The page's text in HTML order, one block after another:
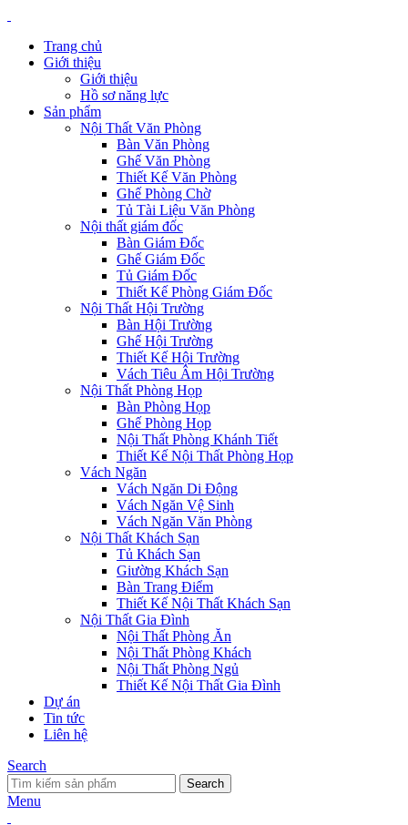
Trang chủ
Giới thiệu
Giới thiệu
Hồ sơ năng lực
Sản phẩm
Nội Thất Văn Phòng
Bàn Văn Phòng
Ghế Văn Phòng
Thiết Kế Văn Phòng
Ghế Phòng Chờ
Tủ Tài Liệu Văn Phòng
Nội thất giám đốc
Bàn Giám Đốc
Ghế Giám Đốc
Tủ Giám Đốc
Thiết Kế Phòng Giám Đốc
Nội Thất Hội Trường
Bàn Hội Trường
Ghế Hội Trường
Thiết Kế Hội Trường
Vách Tiêu Âm Hội Trường
Nội Thất Phòng Họp
Bàn Phòng Họp
Ghế Phòng Họp
Nội Thất Phòng Khánh Tiết
Thiết Kế Nội Thất Phòng Họp
Vách Ngăn
Vách Ngăn Di Động
Vách Ngăn Vệ Sinh
Vách Ngăn Văn Phòng
Nội Thất Khách Sạn
Tủ Khách Sạn
Giường Khách Sạn
Bàn Trang Điểm
Thiết Kế Nội Thất Khách Sạn
Nội Thất Gia Đình
Nội Thất Phòng Ăn
Nội Thất Phòng Khách
Nội Thất Phòng Ngủ
Thiết Kế Nội Thất Gia Đình
Dự án
Tin tức
Liên hệ
Search
Search
Menu